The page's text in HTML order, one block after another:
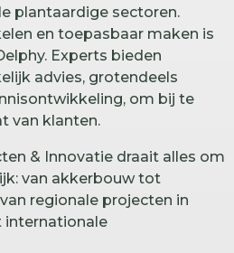
plantaardige sectoren.
en toepasbaar maken is
Experts bieden
advies, grotendeels
om bij te
van klanten.
& Innovatie draait alles om
van akkerbouw tot
regionale projecten in
internationale